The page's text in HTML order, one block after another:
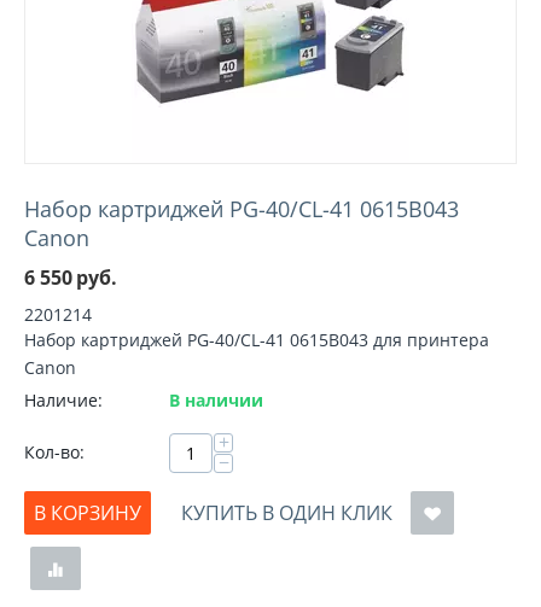
Набор картриджей PG-40/CL-41 0615B043
Canon
6 550руб.
2201214
Набор картриджей PG-40/CL-41 0615B043 для принтера
Canon
Наличие:
В наличии
Кол-во: +
−
В КОРЗИНУ
КУПИТЬ В ОДИН КЛИК